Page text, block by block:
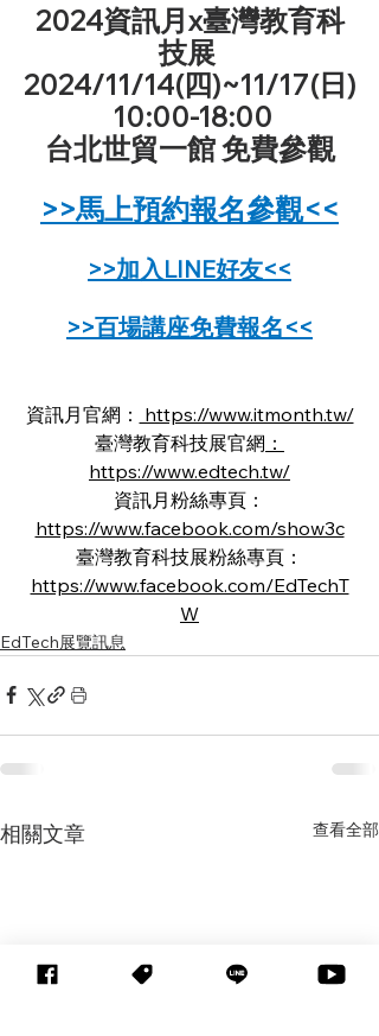
2024資訊月x臺灣教育科
技展
2024/11/14(四)~11/17(日)
10:00-18:00
台北世貿一館 免費參觀
>>馬上預約報名參觀<<
>>加入LINE好友<<
>>百場講座免費報名<<
資訊月官網： https://www.itmonth.tw/
臺灣教育科技展官網 ：
https://www.edtech.tw/
資訊月粉絲專頁：
https://www.facebook.com/show3c
臺灣教育科技展粉絲專頁：
https://www.facebook.com/EdTechT
W
EdTech展覽訊息
相關文章 查看全部